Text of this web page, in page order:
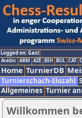
Logged on: Gast
Arabic ARM AZE BIH BUL CAT
Home TurnierDB
Turnierschach-Elozahl
Allgemeines Turnier
Willkommen